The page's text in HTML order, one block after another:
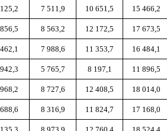
7 511,9 10 651,5 15 466,2
8 563,2 12 172,5 17 673,5
7 988,6 11 353,7 16 484,1
5 765,7 8 197,1 11 896,5
8 727,6 12 408,5 18 014,0
8 316,9 11 824,7 17 168,0